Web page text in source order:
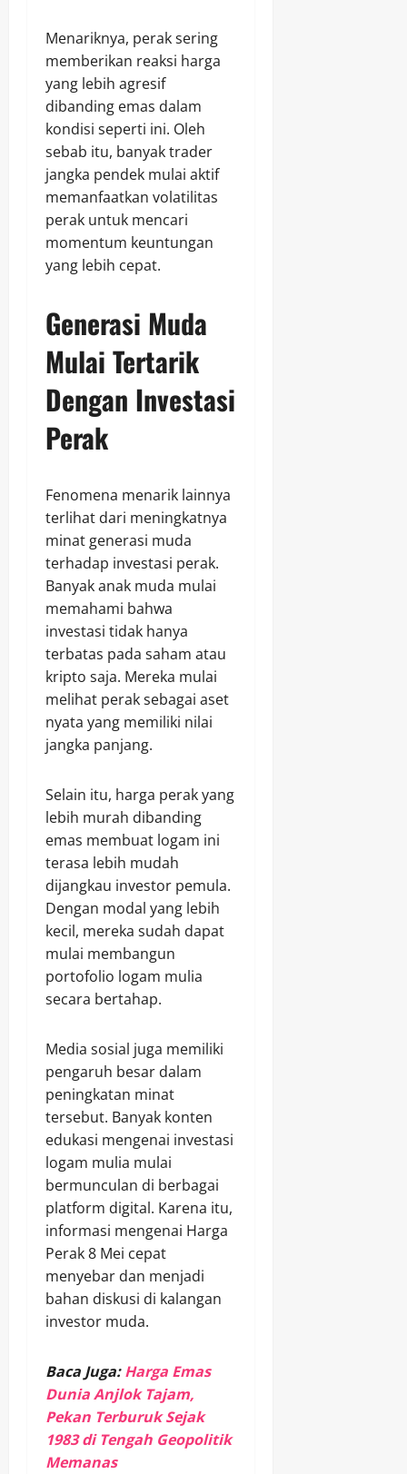
Menariknya, perak sering
memberikan reaksi harga
yang lebih agresif
dibanding emas dalam
kondisi seperti ini. Oleh
sebab itu, banyak trader
jangka pendek mulai aktif
memanfaatkan volatilitas
perak untuk mencari
momentum keuntungan
yang lebih cepat.
Generasi Muda
Mulai Tertarik
Dengan Investasi
Perak
Fenomena menarik lainnya
terlihat dari meningkatnya
minat generasi muda
terhadap investasi perak.
Banyak anak muda mulai
memahami bahwa
investasi tidak hanya
terbatas pada saham atau
kripto saja. Mereka mulai
melihat perak sebagai aset
nyata yang memiliki nilai
jangka panjang.
Selain itu, harga perak yang
lebih murah dibanding
emas membuat logam ini
terasa lebih mudah
dijangkau investor pemula.
Dengan modal yang lebih
kecil, mereka sudah dapat
mulai membangun
portofolio logam mulia
secara bertahap.
Media sosial juga memiliki
pengaruh besar dalam
peningkatan minat
tersebut. Banyak konten
edukasi mengenai investasi
logam mulia mulai
bermunculan di berbagai
platform digital. Karena itu,
informasi mengenai Harga
Perak 8 Mei cepat
menyebar dan menjadi
bahan diskusi di kalangan
investor muda.
Baca Juga:Harga Emas
Dunia Anjlok Tajam,
Pekan Terburuk Sejak
1983 di Tengah Geopolitik
Memanas